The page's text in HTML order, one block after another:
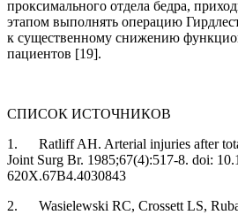
проксимального отдела бедра,
этапом выполнять операцию
к суще­ственному снижению
пациентов [19].
СПИСОК ИСТОЧНИКОВ
1. Ratliff AH. Arterial injuries after
Joint Surg Br. 1985;67(4):517-8. doi:
620X.67B4.4030843
2. Wasielewski RC, Crossett LS,